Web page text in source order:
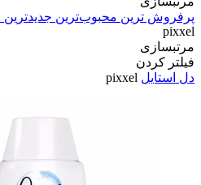
پرفروش ترین محبوب‌ترین جدیدترین
pixxel
مرتبسازی
فیلتر کردن
دل استایل pixxel